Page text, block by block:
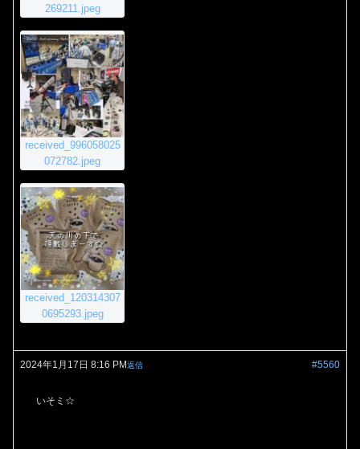
269211.jpeg
received_996058025
072782.jpeg
received_120314307
0695293.jpeg
2024年1月17日 8:16 PM #5560
返信
いそミ☆